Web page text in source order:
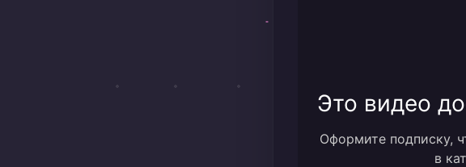
Это видео
Оформите подписку,
в